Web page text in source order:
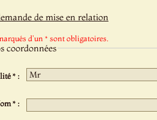
de mise en relation
d'un * sont obligatoires.
coordonnées
* :
* :